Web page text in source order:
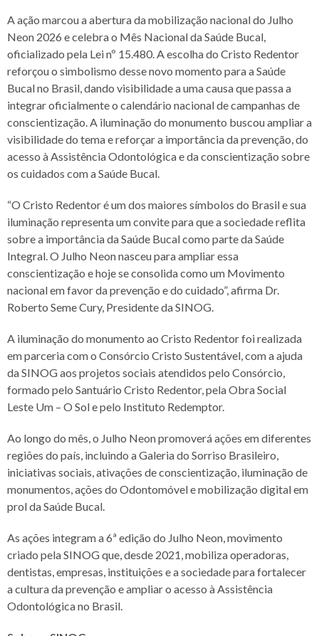
A ação marcou a abertura da mobilização nacional do Julho
Neon 2026 e celebra o Mês Nacional da Saúde Bucal,
oficializado pela Lei nº 15.480. A escolha do Cristo Redentor
reforçou o simbolismo desse novo momento para a Saúde
Bucal no Brasil, dando visibilidade a uma causa que passa a
integrar oficialmente o calendário nacional de campanhas de
conscientização. A iluminação do monumento buscou ampliar a
visibilidade do tema e reforçar a importância da prevenção, do
acesso à Assistência Odontológica e da conscientização sobre
os cuidados com a Saúde Bucal.
“O Cristo Redentor é um dos maiores símbolos do Brasil e sua
iluminação representa um convite para que a sociedade reflita
sobre a importância da Saúde Bucal como parte da Saúde
Integral. O Julho Neon nasceu para ampliar essa
conscientização e hoje se consolida como um Movimento
nacional em favor da prevenção e do cuidado”, afirma Dr.
Roberto Seme Cury, Presidente da SINOG.
A iluminação do monumento ao Cristo Redentor foi realizada
em parceria com o Consórcio Cristo Sustentável, com a ajuda
da SINOG aos projetos sociais atendidos pelo Consórcio,
formado pelo Santuário Cristo Redentor, pela Obra Social
Leste Um – O Sol e pelo Instituto Redemptor.
Ao longo do mês, o Julho Neon promoverá ações em diferentes
regiões do país, incluindo a Galeria do Sorriso Brasileiro,
iniciativas sociais, ativações de conscientização, iluminação de
monumentos, ações do Odontomóvel e mobilização digital em
prol da Saúde Bucal.
As ações integram a 6ª edição do Julho Neon, movimento
criado pela SINOG que, desde 2021, mobiliza operadoras,
dentistas, empresas, instituições e a sociedade para fortalecer
a cultura da prevenção e ampliar o acesso à Assistência
Odontológica no Brasil.